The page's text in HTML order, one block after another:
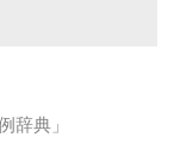
辞典」